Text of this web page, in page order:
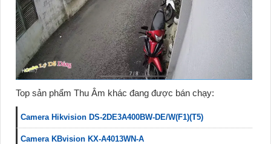
Top sản phẩm Thu Âm khác đang được bán chạy:
Camera Hikvision DS-2DE3A400BW-DE/W(F1)(T5)
Camera KBvision KX-A4013WN-A